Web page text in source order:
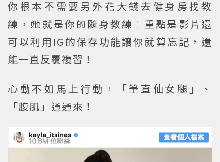
你根本不需要另外花大錢去健身房找教
練，她就是你的隨身教練！重點是影片還
可以利用IG的保存功能讓你就算忘記，還
能一直反覆複習！
心動不如馬上行動，「筆直仙女腿」、
「腹肌」通通來！